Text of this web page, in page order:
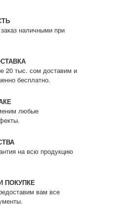
наличными при
20 тыс. сом доставим и
бесплатно.
любые
на всю продукцию
ПОКУПКЕ
вам все